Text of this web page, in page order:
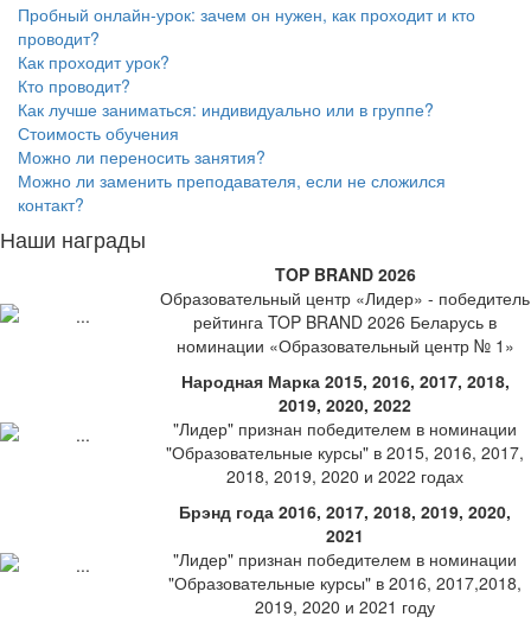
Пробный онлайн-урок: зачем он нужен, как проходит и кто
проводит?
Как проходит урок?
Кто проводит?
Как лучше заниматься: индивидуально или в группе?
Стоимость обучения
Можно ли переносить занятия?
Можно ли заменить преподавателя, если не сложился
контакт?
Наши награды
TOP BRAND 2026
Образовательный центр «Лидер» - победитель
рейтинга TOP BRAND 2026 Беларусь в
номинации «Образовательный центр № 1»
Народная Марка 2015, 2016, 2017, 2018,
2019, 2020, 2022
"Лидер" признан победителем в номинации
"Образовательные курсы" в 2015, 2016, 2017,
2018, 2019, 2020 и 2022 годах
Брэнд года 2016, 2017, 2018, 2019, 2020,
2021
"Лидер" признан победителем в номинации
"Образовательные курсы" в 2016, 2017,2018,
2019, 2020 и 2021 году